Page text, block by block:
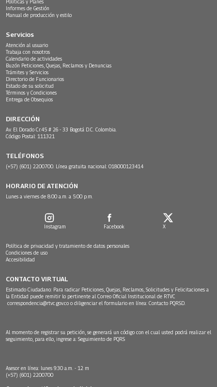
Políticas y Planes
Informes de Gestión
Manual de producción y estilo
Servicios
Atención al usuario
Trabaja con nosotros
Calendario de actividades
Buzón Peticiones, Quejas, Reclamos y Denuncias
Trámites y Servicios
Directorio de Funcionarios
Estado de su solicitud
Términos y Condiciones
Entrega de Obsequios
DIRECCIÓN
Av. El Dorado Cr.45 # 26 - 33 Bogotá D.C. Colombia.
Código Postal: 111321
TELÉFONOS
(+57) (601) 2200700. Línea gratuita nacional: 018000123414
HORARIO DE ATENCIÓN
Lunes a viernes de 8:00 a.m. a 5:00 p.m.
Instagram Facebook X
Política de privacidad y tratamiento de datos personales
Condiciones de uso
Accesibilidad
CONTACTO VIRTUAL
Estimado Ciudadano: Para radicar Peticiones, Quejas, Reclamos, Solicitudes y Felicitaciones a
la Entidad puede remitir lo pertinente al Correo Oficial Institucional de RTVC
correspondencia@rtvc.gov.co o diligenciar el formulario en línea: Contacto PQRSD.
Al momento de registrar su petición, se generará un código con el cual usted podrá realizar el
seguimiento, para ello, ingrese a: Seguimiento de PQRS
Asesor en línea: lunes 9:30 a.m. - 12 m
(+57) (601) 2200700